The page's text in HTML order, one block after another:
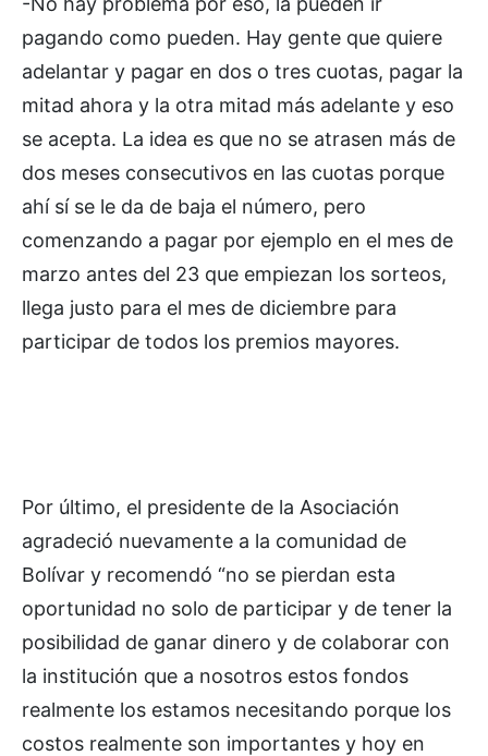
pagando como pueden. Hay gente que quiere
adelantar y pagar en dos o tres cuotas, pagar la
mitad ahora y la otra mitad más adelante y eso
se acepta. La idea es que no se atrasen más de
dos meses consecutivos en las cuotas porque
ahí sí se le da de baja el número, pero
comenzando a pagar por ejemplo en el mes de
marzo antes del 23 que empiezan los sorteos,
llega justo para el mes de diciembre para
participar de todos los premios mayores.
Por último, el presidente de la Asociación
agradeció nuevamente a la comunidad de
Bolívar y recomendó “no se pierdan esta
oportunidad no solo de participar y de tener la
posibilidad de ganar dinero y de colaborar con
la institución que a nosotros estos fondos
realmente los estamos necesitando porque los
costos realmente son importantes y hoy en